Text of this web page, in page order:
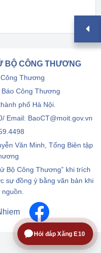
BỘ CÔNG THƯƠNG
Thương
Công Thương
phố Hà Nội.
Email: BaoCT@moit.gov.vn
Văn Minh, Tổng Biên tập
Bộ Công Thương” khi trích
sự đồng ý bằng văn bản khi
Hỏi đáp Xăng E10